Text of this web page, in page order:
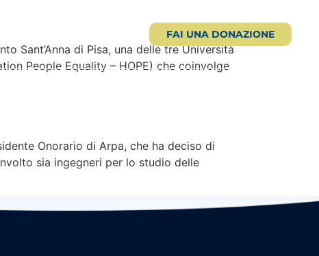
FAI UNA DONAZIONE
Sant’Anna di Pisa, una delle tre Università
People Equality – HOPE) che coinvolge
Onorario di Arpa, che ha deciso di
sia ingegneri per lo studio delle